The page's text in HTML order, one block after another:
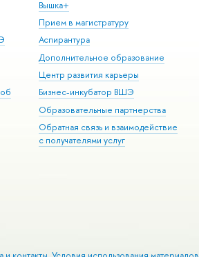
Вышка+
Прием в магистратуру
Аспирантура
Дополнительное образование
Центр развития карьеры
Бизнес-инкубатор ВШЭ
Образовательные партнерства
Обратная связь и взаимодействие
с получателями услуг